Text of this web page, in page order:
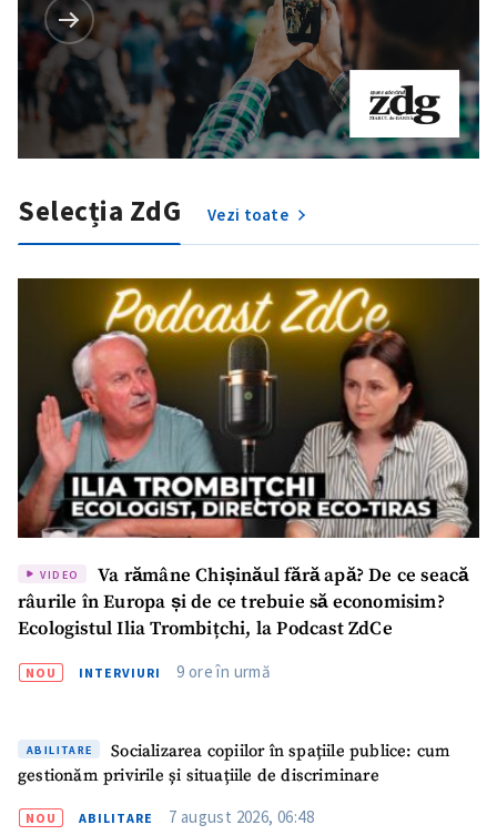
Selecția ZdG Vezi toate
VIDEO
Va rămâne Chișinăul fără apă? De ce seacă
râurile în Europa și de ce trebuie să economisim?
Ecologistul Ilia Trombițchi, la Podcast ZdCe
NOU INTERVIURI 9 ore în urmă
ABILITARE
Socializarea copiilor în spațiile publice: cum
gestionăm privirile și situațiile de discriminare
NOU ABILITARE 7 august 2026, 06:48